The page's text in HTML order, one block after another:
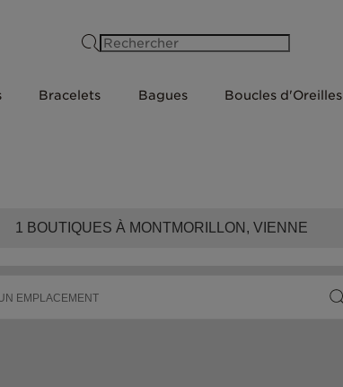
Bracelets Bagues Boucles d'Oreilles
1 BOUTIQUES À MONTMORILLON, VIENNE